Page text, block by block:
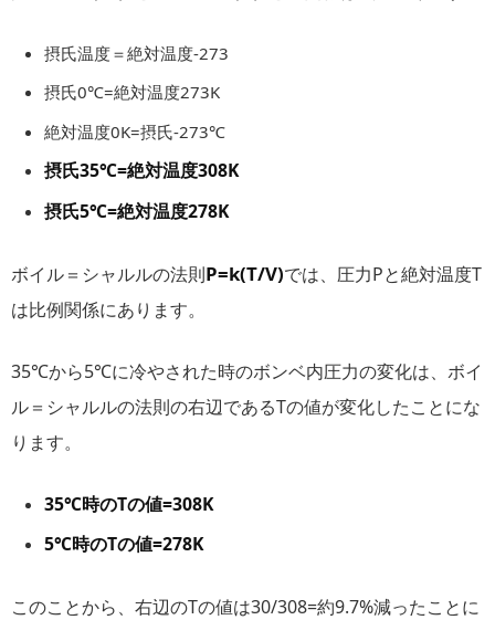
摂氏温度＝絶対温度-273
摂氏0℃=絶対温度273K
絶対温度0K=摂氏-273℃
摂氏35℃=絶対温度308K
摂氏5℃=絶対温度278K
ボイル＝シャルルの法則P=k(T/V)では、圧力Pと絶対温度T
は比例関係にあります。
35℃から5℃に冷やされた時のボンベ内圧力の変化は、ボイ
ル＝シャルルの法則の右辺であるTの値が変化したことにな
ります。
35℃時のTの値=308K
5℃時のTの値=278K
このことから、右辺のTの値は30/308=約9.7%減ったことに